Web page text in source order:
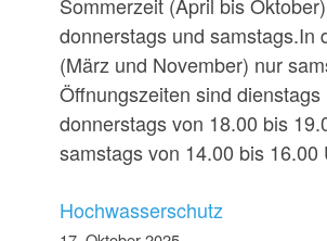
donnerstags und samstags.In
(März und November) nur
Öffnungszeiten sind dienstags
donnerstags von 18.00 bis
samstags von 14.00 bis 16.00
Hochwasserschutz